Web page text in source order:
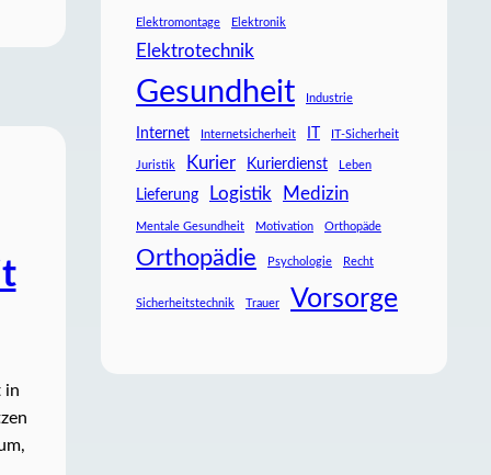
in
Elektromontage Elektronik
Elektrotechnik
Gesundheit Industrie
Internet Internetsicherheit IT-Sicherheit
Juristik Kurier Kurierdienst Leben
Lieferung Logistik Medizin
Mentale Gesundheit Motivation Orthopäde
Orthopädie Psychologie Recht
Sicherheitstechnik Trauer Vorsorge